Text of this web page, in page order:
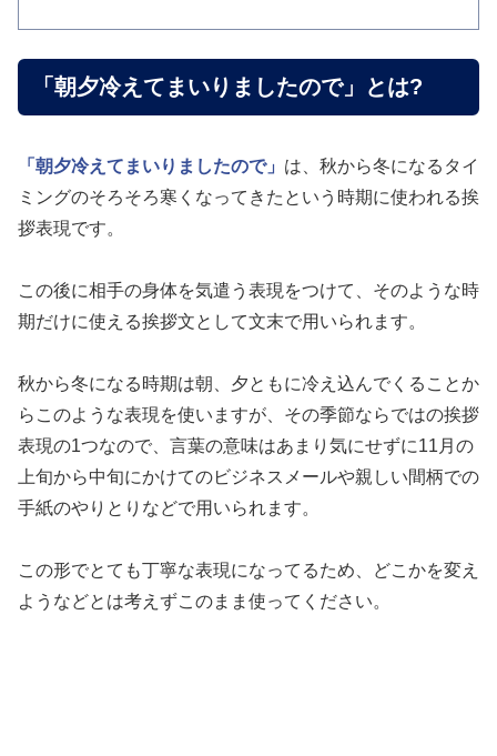
「朝夕冷えてまいりましたので」とは?
「朝夕冷えてまいりましたので」 は、秋から冬になるタイ
ミングのそろそろ寒くなってきたという時期に使われる挨
拶表現です。
この後に相手の身体を気遣う表現をつけて、そのような時
期だけに使える挨拶文として文末で用いられます。
秋から冬になる時期は朝、夕ともに冷え込んでくることか
らこのような表現を使いますが、その季節ならではの挨拶
表現の1つなので、言葉の意味はあまり気にせずに11月の
上旬から中旬にかけてのビジネスメールや親しい間柄での
手紙のやりとりなどで用いられます。
この形でとても丁寧な表現になってるため、どこかを変え
ようなどとは考えずこのまま使ってください。